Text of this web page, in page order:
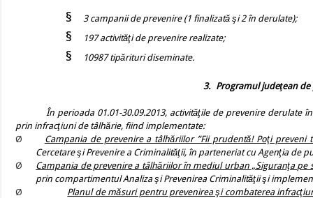
§ 3 campanii de prevenire (1 finalizată şi 2 în derulate);
§ 197 activităţi de prevenire realizate;
§ 10987 tipărituri diseminate.
3. Programul judeţean
În perioada 01.01-30.09.2013, activităţile de prevenire derulate în
prin infracţiuni de tâlhărie, fiind implementate:
Ø
Campania de prevenire a tâlhăriilor ”Fii prudentă! Poţi preveni
Cercetare şi Prevenire a Criminalităţii, în parteneriat cu Agenţia de
Ø
Campania de prevenire a tâlhăriilor în mediul urban „Siguranţa pe
prin compartimentul Analiza şi Prevenirea Criminalităţii şi
Ø
Planul de măsuri pentru prevenirea şi combaterea